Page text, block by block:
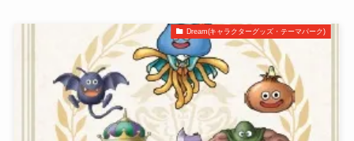
Dream(キャラクターグッズ・テーマパーク)